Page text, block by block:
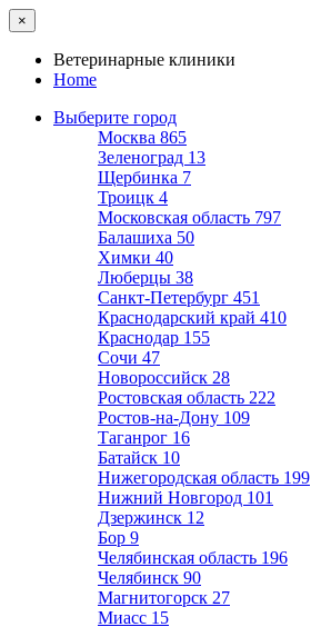
×
Ветеринарные клиники
Home
Выберите город
Москва 865
Зеленоград 13
Щербинка 7
Троицк 4
Московская область 797
Балашиха 50
Химки 40
Люберцы 38
Санкт-Петербург 451
Краснодарский край 410
Краснодар 155
Сочи 47
Новороссийск 28
Ростовская область 222
Ростов-на-Дону 109
Таганрог 16
Батайск 10
Нижегородская область 199
Нижний Новгород 101
Дзержинск 12
Бор 9
Челябинская область 196
Челябинск 90
Магнитогорск 27
Миасс 15